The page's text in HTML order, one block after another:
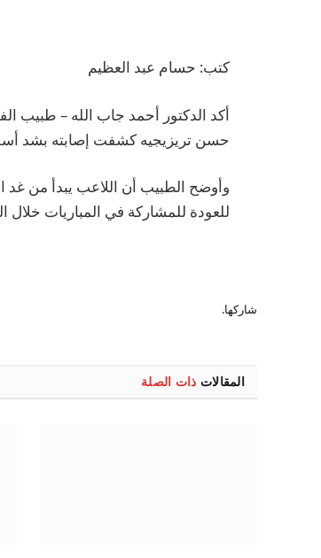
كتب: حسام عبد العظيم
أكد الدكتور أحمد جاب الله – طبيب
حسن تريزيجيه كشفت إصابته بشد
وأوضح الطبيب أن اللاعب يبدأ من غد
للعودة للمشاركة في المباريات خلال
شاركها.
المقالات ذات الصلة